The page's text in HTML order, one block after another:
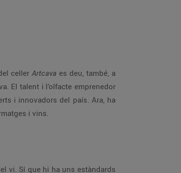
celler Artcava es deu, també, a
El talent i l’olfacte emprenedor
i innovadors del país. Ara, ha
i vins.
vi. Sí que hi ha uns estàndards